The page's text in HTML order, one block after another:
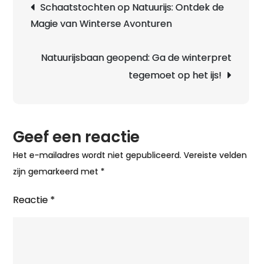
Schaatstochten op Natuurijs: Ontdek de
Magie van Winterse Avonturen
Natuurijsbaan geopend: Ga de winterpret
tegemoet op het ijs!
Geef een reactie
Het e-mailadres wordt niet gepubliceerd. Vereiste velden
zijn gemarkeerd met *
Reactie *